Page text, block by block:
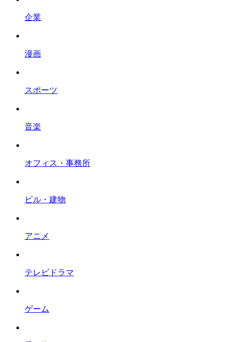
企業
漫画
スポーツ
音楽
オフィス・事務所
ビル・建物
アニメ
テレビドラマ
ゲーム